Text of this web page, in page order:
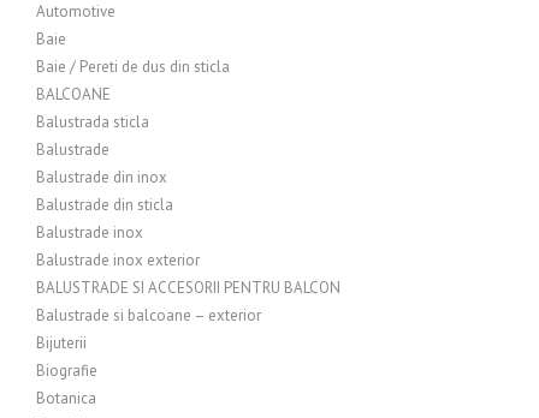
Automotive
Baie
Baie / Pereti de dus din sticla
BALCOANE
Balustrada sticla
Balustrade
Balustrade din inox
Balustrade din sticla
Balustrade inox
Balustrade inox exterior
BALUSTRADE SI ACCESORII PENTRU BALCON
Balustrade si balcoane – exterior
Bijuterii
Biografie
Botanica